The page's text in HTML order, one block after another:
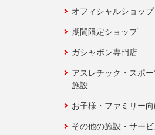
オフィシャルショップ
期間限定ショップ
ガシャポン専門店
アスレチック・スポ
施設
お子様・ファミリー
その他の施設・サービ